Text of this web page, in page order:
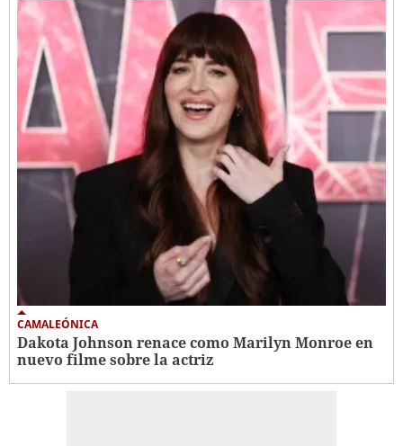
CAMALEÓNICA
Dakota Johnson renace como Marilyn Monroe en
nuevo filme sobre la actriz